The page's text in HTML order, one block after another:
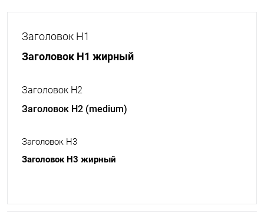
Заголовок H1
Заголовок H1 жирный
Заголовок H2
Заголовок H2 (medium)
Заголовок H3
Заголовок H3 жирный